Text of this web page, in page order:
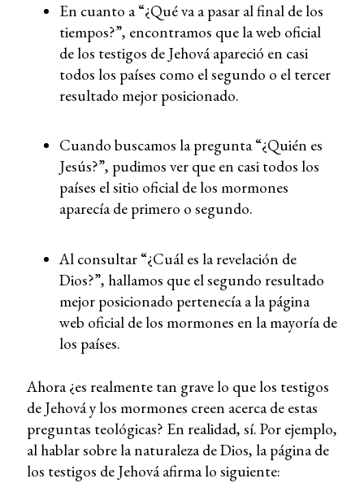
En cuanto a “¿Qué va a pasar al final de los
tiempos?”, encontramos que la web oficial
de los testigos de Jehová apareció en casi
todos los países como el segundo o el tercer
resultado mejor posicionado.
Cuando buscamos la pregunta “¿Quién es
Jesús?”, pudimos ver que en casi todos los
países el sitio oficial de los mormones
aparecía de primero o segundo.
Al consultar “¿Cuál es la revelación de
Dios?”, hallamos que el segundo resultado
mejor posicionado pertenecía a la página
web oficial de los mormones en la mayoría de
los países.
Ahora ¿es realmente tan grave lo que los testigos
de Jehová y los mormones creen acerca de estas
preguntas teológicas? En realidad, sí. Por ejemplo,
al hablar sobre la naturaleza de Dios, la página de
los testigos de Jehová afirma lo siguiente: